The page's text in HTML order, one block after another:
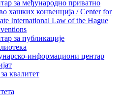
за међународно приватно
хашких конвенција / Center for
International Law of the Hague
за публикације
информациони центар
квалитет